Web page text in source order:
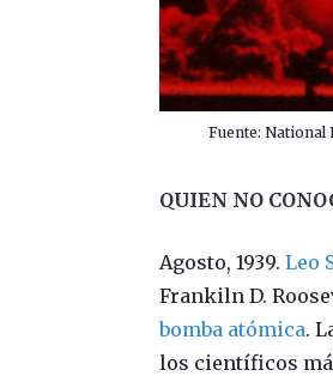
Fuente:
QUIEN NO
Agosto, 1939.Leo
Frankiln D.
bomba atómica.
los científicos